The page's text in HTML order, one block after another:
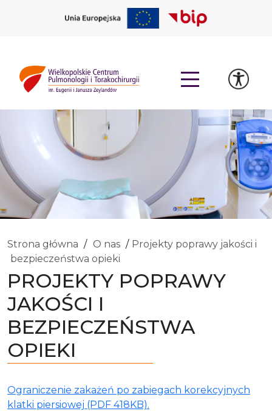
Strona główna O nas
Projekty poprawy jakości i
bezpieczeństwa opieki
PROJEKTY POPRAWY
JAKOŚCI I
BEZPIECZEŃSTWA
OPIEKI
Ograniczenie zakażeń po zabiegach korekcyjnych
klatki piersiowej (PDF 418KB).